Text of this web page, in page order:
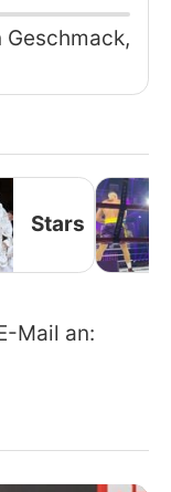
Stars
Mail an: